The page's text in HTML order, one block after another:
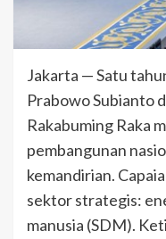
Jakarta — Satu
Prabowo Subianto
Rakabuming Raka
pembangunan
kemandirian.
sektor strategis:
manusia (SDM).